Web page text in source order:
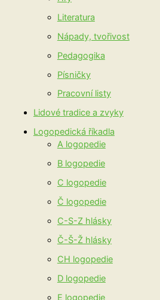
Literatura
Nápady, tvořivost
Pedagogika
Písničky
Pracovní listy
Lidové tradice a zvyky
Logopedická říkadla
A logopedie
B logopedie
C logopedie
Č logopedie
C-S-Z hlásky
Č-Š-Ž hlásky
CH logopedie
D logopedie
E logopedie